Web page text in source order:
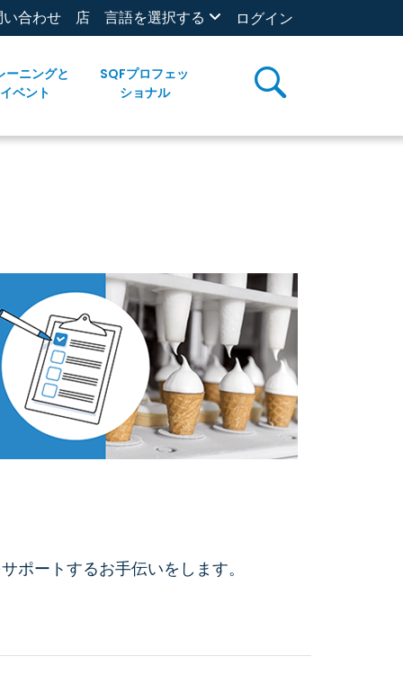
い合わせ 店 言語を選択する ログイン
ーニングと
イベント
SQFプロフェッ
ショナル
ポートするお手伝いをします。